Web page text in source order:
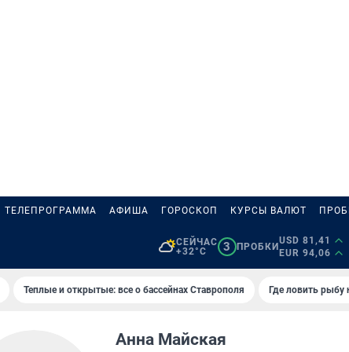
ТЕЛЕПРОГРАММА АФИША ГОРОСКОП КУРСЫ ВАЛЮТ
СЕЙЧАС
+32°C
3 ПРОБКИ
USD 81,41
EUR 94,06
Теплые и открытые: все о бассейнах Ставрополя Где ловить рыбу
Анна Майская